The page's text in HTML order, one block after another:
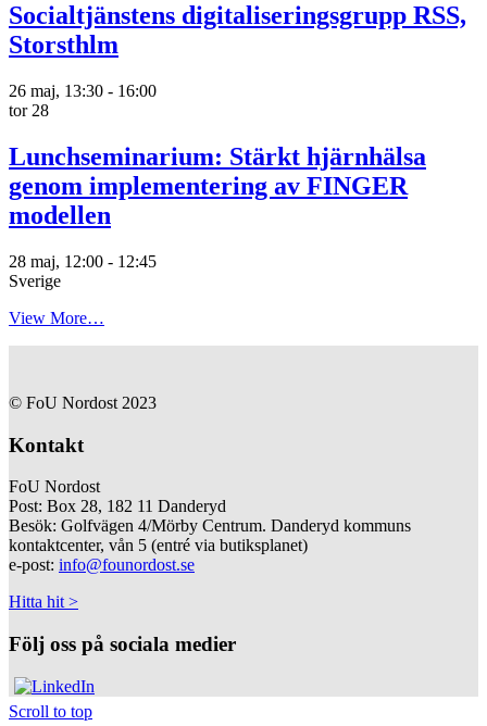
Socialtjänstens digitaliseringsgrupp RSS,
Storsthlm
26 maj, 13:30 - 16:00
tor 28
Lunchseminarium: Stärkt hjärnhälsa
genom implementering av FINGER
modellen
28 maj, 12:00 - 12:45
Sverige
View More…
© FoU Nordost 2023
Kontakt
FoU Nordost
Post: Box 28, 182 11 Danderyd
Besök: Golfvägen 4/Mörby Centrum. Danderyd kommuns
kontaktcenter, vån 5 (entré via butiksplanet)
e-post: info@founordost.se
Hitta hit >
Följ oss på sociala medier
Scroll to top